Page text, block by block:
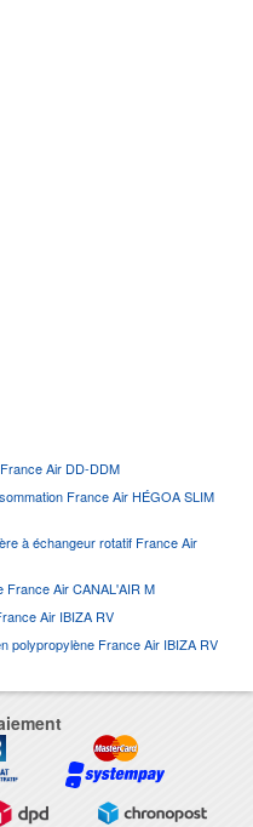
Air DD-DDM
France Air HÉGOA SLIM
à échangeur rotatif France Air
France Air CANAL'AIR M
Air IBIZA RV
polypropylène France Air IBIZA RV